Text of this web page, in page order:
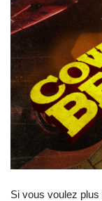
Si vous voulez plus